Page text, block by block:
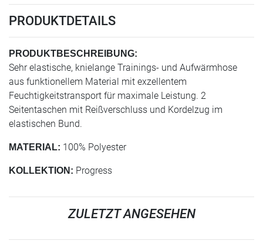
PRODUKTDETAILS
PRODUKTBESCHREIBUNG:
Sehr elastische, knielange Trainings- und Aufwärmhose
aus funktionellem Material mit exzellentem
Feuchtigkeitstransport für maximale Leistung. 2
Seitentaschen mit Reißverschluss und Kordelzug im
elastischen Bund.
MATERIAL: 100% Polyester
KOLLEKTION: Progress
ZULETZT ANGESEHEN